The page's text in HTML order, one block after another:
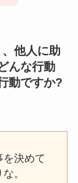
他人に助
んな行動
動ですか?
決めて
。